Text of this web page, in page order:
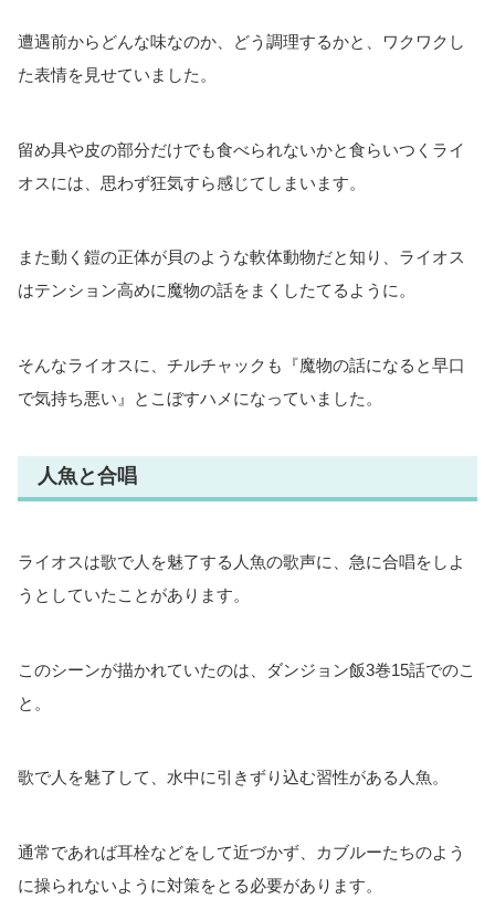
遭遇前からどんな味なのか、どう調理するかと、ワクワクし
た表情を見せていました。
留め具や皮の部分だけでも食べられないかと食らいつくライ
オスには、思わず狂気すら感じてしまいます。
また動く鎧の正体が貝のような軟体動物だと知り、ライオス
はテンション高めに魔物の話をまくしたてるように。
そんなライオスに、チルチャックも『魔物の話になると早口
で気持ち悪い』とこぼすハメになっていました。
人魚と合唱
ライオスは歌で人を魅了する人魚の歌声に、急に合唱をしよ
うとしていたことがあります。
このシーンが描かれていたのは、ダンジョン飯3巻15話でのこ
と。
歌で人を魅了して、水中に引きずり込む習性がある人魚。
通常であれば耳栓などをして近づかず、カブルーたちのよう
に操られないように対策をとる必要があります。